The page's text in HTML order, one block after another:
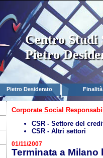
Centro Studi
Pietro
Pietro Desiderato Finalità
Corporate Social
CSR - Settore del
CSR - Altri settori
01/11/2007
Terminata a Milano